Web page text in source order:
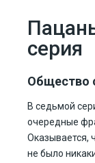
серия
Общество
В седьмой
очередные
Оказывается,
не было